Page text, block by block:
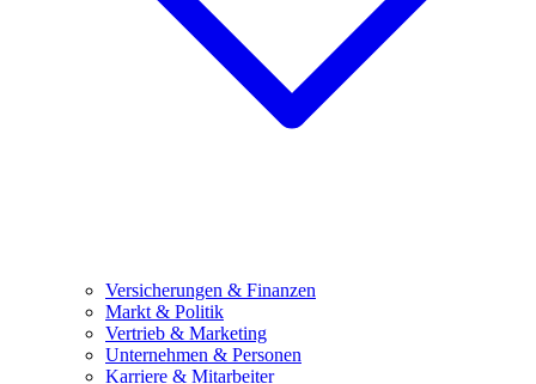
Versicherungen & Finanzen
Markt & Politik
Vertrieb & Marketing
Unternehmen & Personen
Karriere & Mitarbeiter